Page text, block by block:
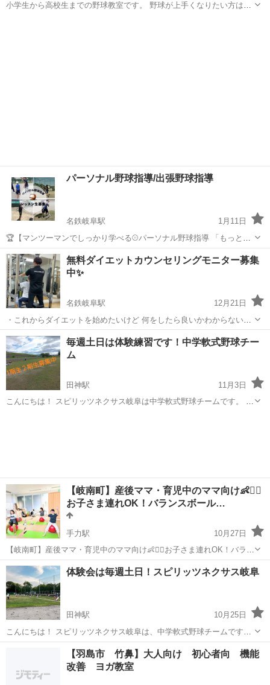
小学生から高校生までの野球教室です。 野球が上手くなりたい方は是
パーソナル野球指導/出張野球指導
名鉄岐阜駅
1月11日
🏆【マンツーマンでしっかり学べる⚾️パーソナル野球指導 「もっと上
手くなりたい」 「チーム練習だけでは足りない」 「一人ひとりに合っ
た指導を受けたい」 そんなお子さんにおすすめの【完全マンツーマン
指導】です💪 📋 内容...
岐阜 岐阜市 名鉄岐阜駅 野球 パーソナル
無料ダイエットカウンセリングモニター募集
中✨
名鉄岐阜駅
12月21日
・これからダイエットを始めたいけど 何をしたら良いかわからない💦
・ダイエットに何回もチャレンジしたけど リバウンドを繰り返してい
る💦 といった方にオススメです‼︎ 現状やお悩みを聞いて 今後のダイエ
ットプランを一緒に考...
岐阜 岐阜市 名鉄岐阜駅 スポーツ 無料
毎週土日は体験練習です！中学軟式野球チー
ム
田神駅
11月3日
こんにちは！ スピリッツネクサス岐阜は中学軟式野球チームです。 只
【岐南町】産後ママ・育児中のママ向け👶🧘‍♀️
お子さま連れOK！バランスボール…
手力駅
10月27日
【岐南町】産後ママ・育児中のママ向け👶🧘‍♀️お子さま連れOK！バラン
スボールレッスン開催中♪ 岐南町の「スタジオMELIA」で、ママのた
めのバランスボールレッスンを開催中！ 座って弾むだけの簡単な運動
で、体幹アップ...
岐阜 羽島郡 手力駅 その他 ママ
体験会は毎週土日！スピリッツネクサス岐阜
田神駅
10月25日
こんにちは！ スピリッツネクサス岐阜は、中学軟式野球チームです。
高校で活躍できる為の身体、技術、精神作りが第1目標です！ 来年卒
業の小学6年生の方、やる気があれば大丈夫！ 是非一度スピリッツネ
クサス岐阜の体験会にご参加く...
田神駅 野球 軟式野球
【羽島市 竹鼻】大人向け 初心者向 機能
改善 ヨガ教室